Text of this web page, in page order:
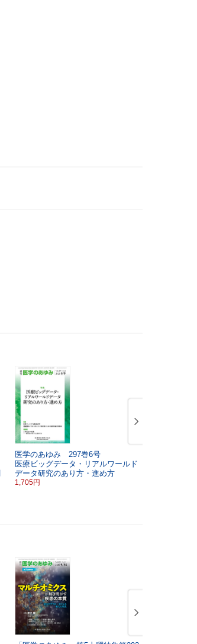
医学のあゆみ 297巻6号
医療ビッグデータ・リアルワールド
データ研究のあり方・進め方
1,705円